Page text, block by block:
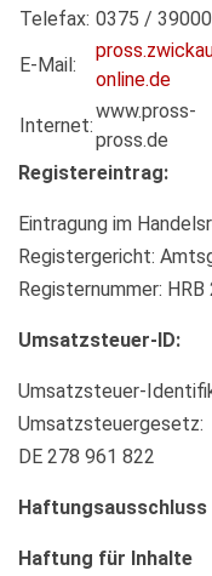
Telefax: 0375 /
E-Mail:
online.de
Internet:
www.pross-
pross.de
Registereintrag:
Eintragung im
Registergericht:
Registernummer: HRB
Umsatzsteuer-ID:
Umsatzsteuer-
Umsatzsteuergesetz:
DE 278 961 822
Haftung für Inhalte